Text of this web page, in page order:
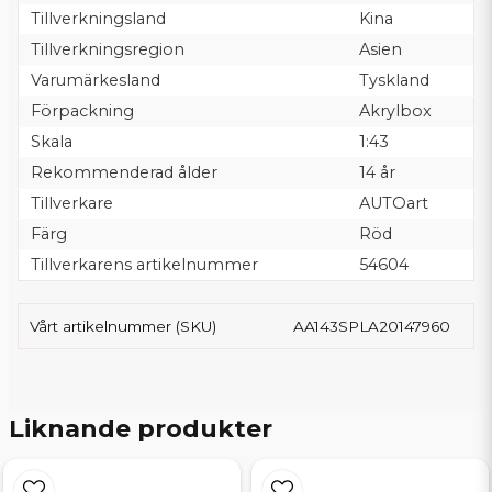
Tillverkningsland
Kina
Tillverkningsregion
Asien
Varumärkesland
Tyskland
Förpackning
Akrylbox
Skala
1:43
Rekommenderad ålder
14 år
Tillverkare
AUTOart
Färg
Röd
Tillverkarens artikelnummer
54604
Vårt artikelnummer (SKU) AA143SPLA20147960
Liknande produkter